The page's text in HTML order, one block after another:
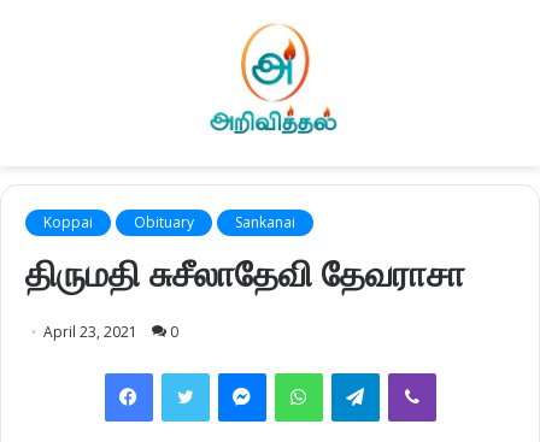
Koppai Obituary Sankanai
திருமதி சுசீலாதேவி தேவராசா
April 23, 2021 0
FacebookTwitter MessengerWhatsAppTelegramViber